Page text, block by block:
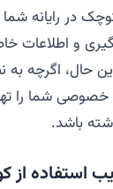
در رایانه
و اطلاعات
حال، اگرچه
خصوصی شما را
باشد.
استفاده از